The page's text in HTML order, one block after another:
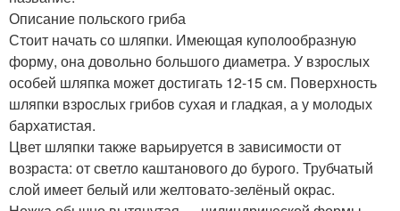
Описание польского гриба
Стоит начать со шляпки. Имеющая куполообразную
форму, она довольно большого диаметра. У взрослых
особей шляпка может достигать 12-15 см. Поверхность
шляпки взрослых грибов сухая и гладкая, а у молодых
бархатистая.
Цвет шляпки также варьируется в зависимости от
возраста: от светло каштанового до бурого. Трубчатый
слой имеет белый или желтовато-зелёный окрас.